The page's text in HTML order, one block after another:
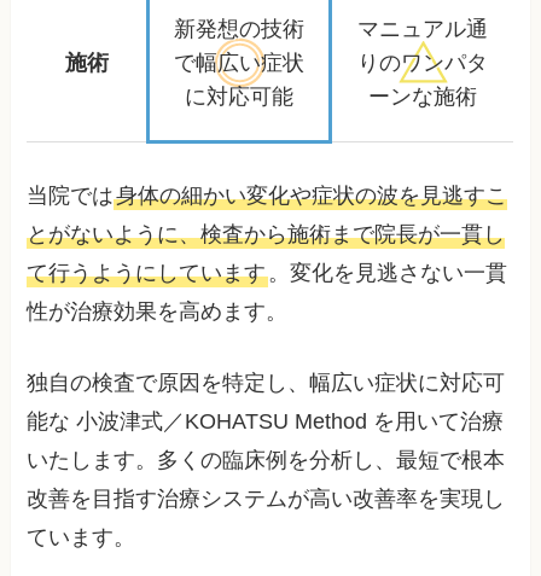
施術
新発想の技術
で幅広い症状
に対応可能
マニュアル通
りのワンパタ
ーンな施術
当院では身体の細かい変化や症状の波を見逃すこ
とがないように、検査から施術まで院長が一貫し
て行うようにしています。変化を見逃さない一貫
性が治療効果を高めます。
独自の検査で原因を特定し、幅広い症状に対応可
能な 小波津式／KOHATSU Method を用いて治療
いたします。多くの臨床例を分析し、最短で根本
改善を目指す治療システムが高い改善率を実現し
ています。